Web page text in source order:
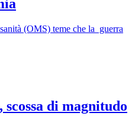
(OMS) teme che la guerra
di magnitudo